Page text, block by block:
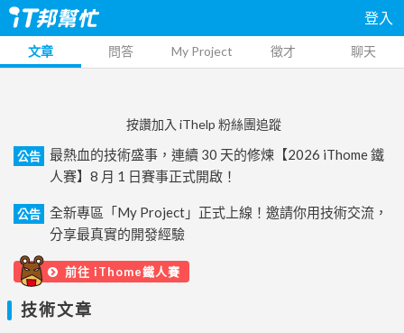
登入
文章 問答 My Project 徵才 聊天
按讚加入 iThelp 粉絲團追蹤
公告
最熱血的技術盛事，連續 30 天的修煉【2026 iThome 鐵
人賽】8 月 1 日賽事正式開啟！
公告
全新專區「My Project」正式上線！邀請你用技術交流，
分享最真實的開發經驗
前往 iThome鐵人賽
技術文章